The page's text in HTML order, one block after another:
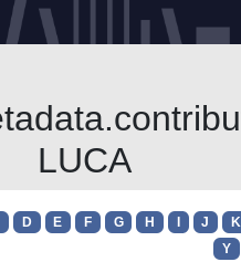
LUCA
D E F G H J K
Y